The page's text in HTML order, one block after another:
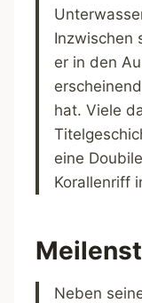
Inzwischen
er in den
hat. Viele
eine
Korallenriff
Neben